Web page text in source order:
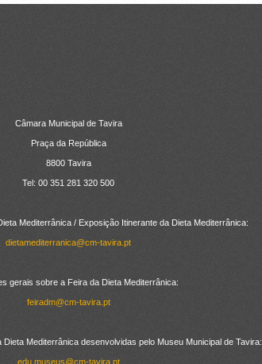
Câmara Municipal de Tavira
Praça da República
8800 Tavira
Tel: 00 351 281 320 500
Mediterrânica / Exposição Itinerante da Dieta Mediterrânica:
dietamediterranica@cm-tavira.pt
gerais sobre a Feira da Dieta Mediterrânica:
feiradm@cm-tavira.pt
Mediterrânica desenvolvidas pelo Museu Municipal de Tavira:
edu.museus@cm-tavira.pt